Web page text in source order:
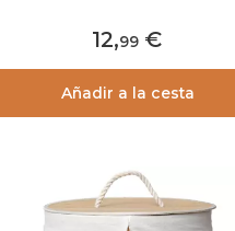
12,99
Añadir a la cesta